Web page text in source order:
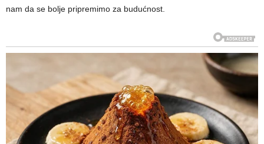
nam da se bolje pripremimo za budućnost.